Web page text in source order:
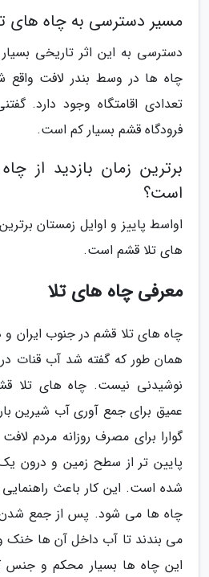
مسیر دسترسی به چاه های
دسترسی به این اثر تاریخی
چاه ها در وسط بندر لافت واقع
تعدادی اقامتگاه وجود دارد.
فرودگاه قشم بسیار کم است.
برترین زمان بازدید از
است؟
اواسط پاییز و اوایل زمستان
های تلا قشم است.
معرفی چاه های تلا
چاه های تلا قشم در جنوب ایران و
همان طور که گفته شد آب قنات در
نوشیدنی نیست. چاه های تلا
عمیق برای جمع آوری آب شیرین
گوارا برای مصرف روزانه مردم
پایین تر از سطح زمین و درون
شده است. این کار باعث
چاه ها می شود. پس از جمع شدن
می بندند تا آب داخل آن ها خنک و
این چاه ها بسیار محکم و